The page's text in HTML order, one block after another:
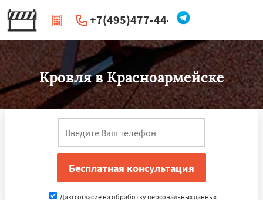
+7(495)477-44-66
| Перезвоните мне
Кровля в Красноармейске
Даю согласие на обработку персональных данных